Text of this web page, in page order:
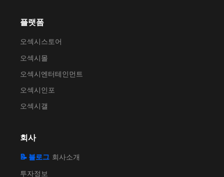
플랫폼
오섹시스토어
오섹시몰
오섹시엔터테인먼트
오섹시인포
오섹시갤
회사
📝 블로그 회사소개
투자정보